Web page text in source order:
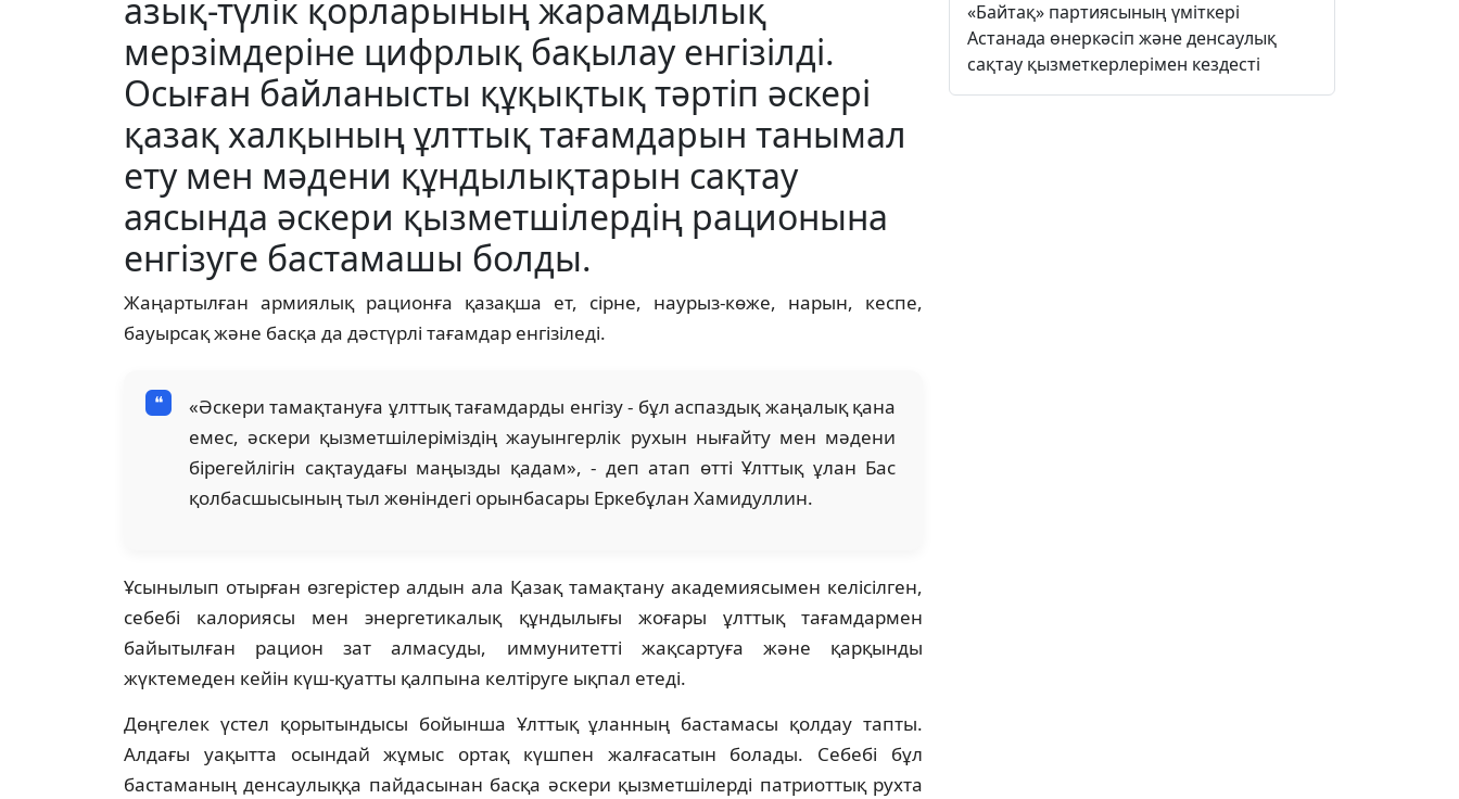
азық-түлік қорларының жарамдылық
мерзімдеріне цифрлық бақылау енгізілді.
Осыған байланысты құқықтық тәртіп әскері
қазақ халқының ұлттық тағамдарын танымал
ету мен мәдени құндылықтарын сақтау
аясында әскери қызметшілердің рационына
енгізуге бастамашы болды.
Жаңартылған армиялық рационға қазақша ет, сірне, наурыз-көже, нарын, кеспе,
бауырсақ және басқа да дәстүрлі тағамдар енгізіледі.
«Әскери тамақтануға ұлттық тағамдарды енгізу - бұл аспаздық жаңалық қана
емес, әскери қызметшілеріміздің жауынгерлік рухын нығайту мен мәдени
бірегейлігін сақтаудағы маңызды қадам», - деп атап өтті Ұлттық ұлан Бас
қолбасшысының тыл жөніндегі орынбасары Еркебұлан Хамидуллин.
Ұсынылып отырған өзгерістер алдын ала Қазақ тамақтану академиясымен келісілген,
себебі калориясы мен энергетикалық құндылығы жоғары ұлттық тағамдармен
байытылған рацион зат алмасуды, иммунитетті жақсартуға және қарқынды
жүктемеден кейін күш-қуатты қалпына келтіруге ықпал етеді.
Дөңгелек үстел қорытындысы бойынша Ұлттық ұланның бастамасы қолдау тапты.
Алдағы уақытта осындай жұмыс ортақ күшпен жалғасатын болады. Себебі бұл
бастаманың денсаулыққа пайдасынан басқа әскери қызметшілерді патриоттық рухта
«Байтақ» партиясының үміткері
Астанада өнеркәсіп және денсаулық
сақтау қызметкерлерімен кездесті